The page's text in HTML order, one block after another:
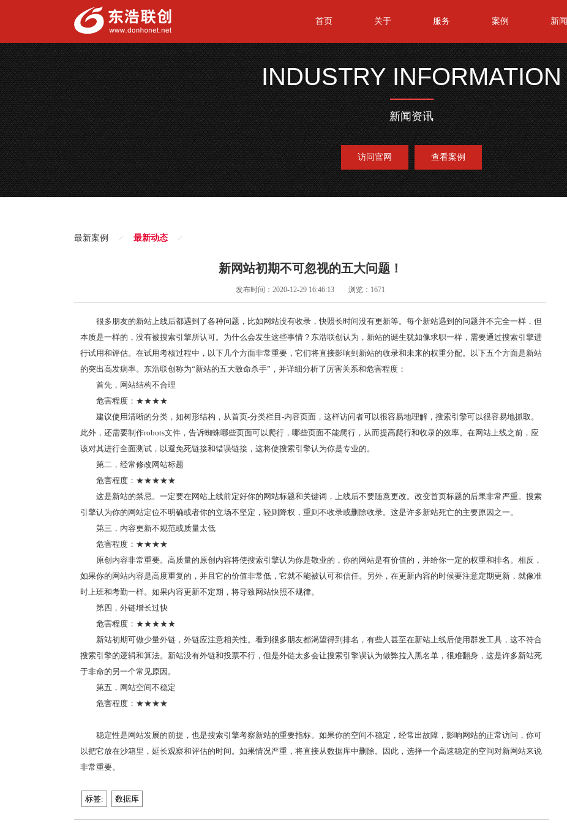
首页 关于 服务 案例 新闻
INDUSTRY INFORMATION
新闻资讯
访问官网 查看案例
最新案例 最新动态
新网站初期不可忽视的五大问题！
发布时间：2020-12-29 16:46:13 浏览：1671
很多朋友的新站上线后都遇到了各种问题，比如网站没有收录，快照长时间没有更新等。每个新站遇到的问题并不完全一样，但
本质是一样的，没有被搜索引擎所认可。为什么会发生这些事情？东浩联创认为，新站的诞生犹如像求职一样，需要通过搜索引擎进
行试用和评估。在试用考核过程中，以下几个方面非常重要，它们将直接影响到新站的收录和未来的权重分配。以下五个方面是新站
的突出高发病率。东浩联创称为“新站的五大致命杀手”，并详细分析了厉害关系和危害程度：
首先，网站结构不合理
危害程度：★★★★
建议使用清晰的分类，如树形结构，从首页-分类栏目-内容页面，这样访问者可以很容易地理解，搜索引擎可以很容易地抓取。
此外，还需要制作robots文件，告诉蜘蛛哪些页面可以爬行，哪些页面不能爬行，从而提高爬行和收录的效率。在网站上线之前，应
该对其进行全面测试，以避免死链接和错误链接，这将使搜索引擎认为你是专业的。
第二，经常修改网站标题
危害程度：★★★★★
这是新站的禁忌。一定要在网站上线前定好你的网站标题和关键词，上线后不要随意更改。改变首页标题的后果非常严重。搜索
引擎认为你的网站定位不明确或者你的立场不坚定，轻则降权，重则不收录或删除收录。这是许多新站死亡的主要原因之一。
第三，内容更新不规范或质量太低
危害程度：★★★★
原创内容非常重要。高质量的原创内容将使搜索引擎认为你是敬业的，你的网站是有价值的，并给你一定的权重和排名。相反，
如果你的网站内容是高度重复的，并且它的价值非常低，它就不能被认可和信任。另外，在更新内容的时候要注意定期更新，就像准
时上班和考勤一样。如果内容更新不定期，将导致网站快照不规律。
第四，外链增长过快
危害程度：★★★★★
新站初期可做少量外链，外链应注意相关性。看到很多朋友都渴望得到排名，有些人甚至在新站上线后使用群发工具，这不符合
搜索引擎的逻辑和算法。新站没有外链和投票不行，但是外链太多会让搜索引擎误认为做弊拉入黑名单，很难翻身，这是许多新站死
于非命的另一个常见原因。
第五，网站空间不稳定
危害程度：★★★★
稳定性是网站发展的前提，也是搜索引擎考察新站的重要指标。如果你的空间不稳定，经常出故障，影响网站的正常访问，你可
以把它放在沙箱里，延长观察和评估的时间。如果情况严重，将直接从数据库中删除。因此，选择一个高速稳定的空间对新网站来说
非常重要。
标签: 数据库